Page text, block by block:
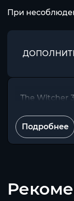
При
The Witcher
Подробнее